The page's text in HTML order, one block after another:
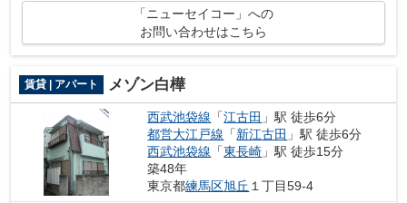
「ニューセイコー」への
お問い合わせはこちら
賃貸 | アパート メゾン白樺
西武池袋線 「江古田 」駅 徒歩6分
都営大江戸線 「新江古田 」駅 徒歩6分
西武池袋線 「東長崎 」駅 徒歩15分
築48年
東京都練馬区旭丘 １丁目59-4